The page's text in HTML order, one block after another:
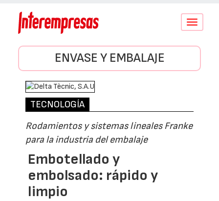
Conmutar
ENVASE Y EMBALAJE
TECNOLOGÍA
Rodamientos y sistemas lineales Franke
para la industria del embalaje
Embotellado y
embolsado: rápido y
limpio